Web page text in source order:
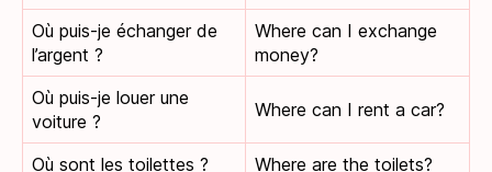
Où puis-je échanger de
l’argent ?
Where can I exchange
money?
Où puis-je louer une
voiture ?
Where can I rent a car?
Où sont les toilettes ?
Where are the toilets?